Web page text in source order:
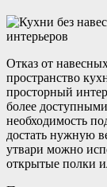
Отказ от
пространство
просторный
более
необходимость
достать нужную
утвари можно
открытые полки